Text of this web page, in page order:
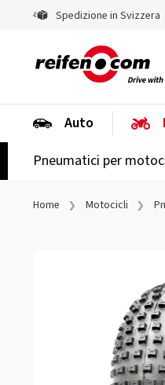
Spedizione in Svizzera
Auto
Pneumatici per
Home Motocicli